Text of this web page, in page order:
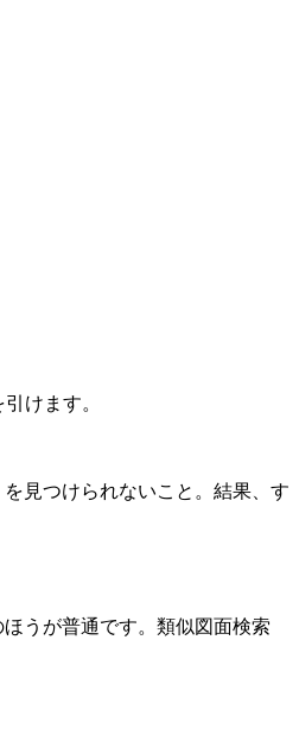
けます。
見つけられないこと。結果、す
うが普通です。類似図面検索